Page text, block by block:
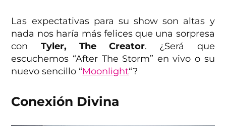
Las expectativas para su show son altas y
nada nos haría más felices que una sorpresa
con Tyler, The Creator. ¿Será que
escuchemos “After The Storm” en vivo o su
nuevo sencillo “Moonlight“?
Conexión Divina